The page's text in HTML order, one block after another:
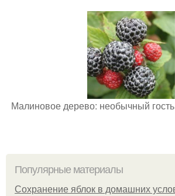
Малиновое дерево: необычный
Популярные материалы
Сохранение яблок в домашних